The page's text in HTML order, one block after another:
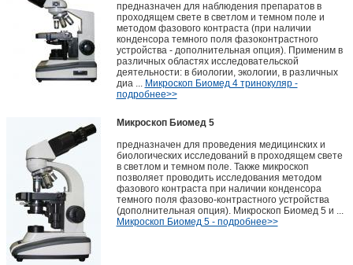
предназначен для наблюдения препаратов в
проходящем свете в светлом и темном поле и
методом фазового контраста (при наличии
конденсора темного поля фазоконтрастного
устройства - дополнительная опция). Применим в
различных областях исследовательской
деятельности: в биологии, экологии, в различных
диа ... Микроскоп Биомед 4 тринокуляр -
подробнее>>
Микроскоп Биомед 5
предназначен для проведения медицинских и
биологических исследований в проходящем свете
в светлом и темном поле. Также микроскоп
позволяет проводить исследования методом
фазового контраста при наличии конденсора
темного поля фазово-контрастного устройства
(дополнительная опция). Микроскоп Биомед 5 и ...
Микроскоп Биомед 5 - подробнее>>